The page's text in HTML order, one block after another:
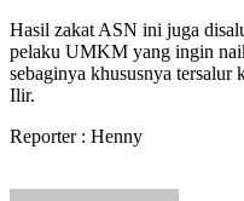
Hasil zakat ASN ini juga
pelaku UMKM yang ingin
sebaginya khususnya tersalur
Ilir.
Reporter : Henny